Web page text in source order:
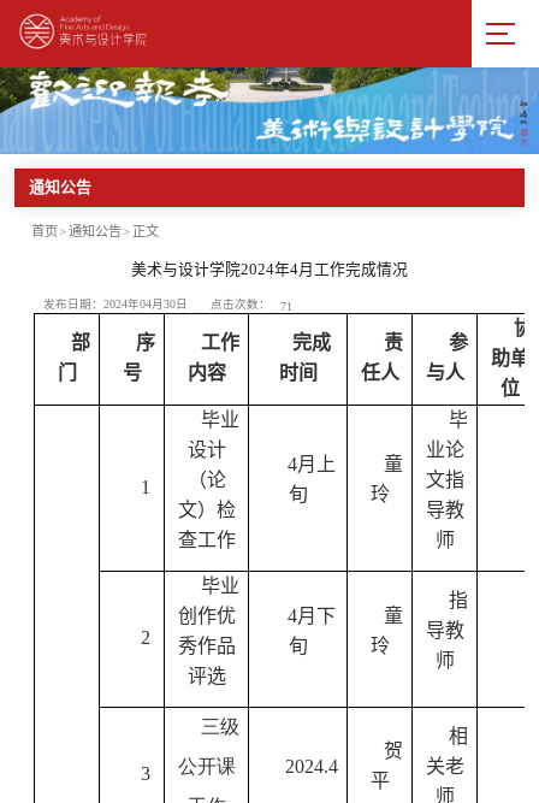
通知公告
首页>通知公告> 正文
美术与设计学院2024年4月工作完成情况
发布日期：2024年04月30日 点击次数： 71
部
门
序
号
工作
内容
完成
时间
责
任人
参
与人
协
助单
位
1
毕业
设计
（论
文）检
查工作
4月上
旬
童
玲
毕
业论
文指
导教
师
2
毕业
创作优
秀作品
评选
4月下
旬
童
玲
指
导教
师
3
三级
公开课
2024.4
贺
平
相
关老
师